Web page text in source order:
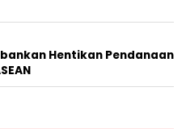
Hentikan Pendanaan